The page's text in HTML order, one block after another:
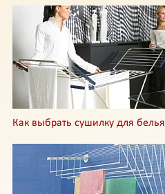
Как выбрать сушилку для белья